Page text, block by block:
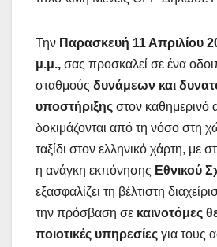
Την Παρασκευή 11 Απριλίου
μ.μ., σας προσκαλεί σε ένα
σταθμούς δυνάμεων και
υποστήριξης στον
δοκιμάζονται από τη νόσο στη
ταξίδι στον ελληνικό χάρτη, με
η ανάγκη εκπόνησης Εθνικού
εξασφαλίζει τη βέλτιστη
την πρόσβαση σε καινοτόμες
ποιοτικές υπηρεσίες για τους